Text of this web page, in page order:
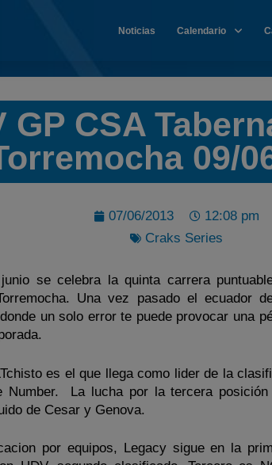
Noticias Calendario
GP CSA
09/
07/06/2013
12:08 pm
Craks Series
se celebra la quinta carrera
Una vez pasado el ecuador
un solo error te puede provocar una
es el que llega como lider de la
Number. La lucha por la tercera
de Cesar y Genova.
por equipos, Legacy sigue en la